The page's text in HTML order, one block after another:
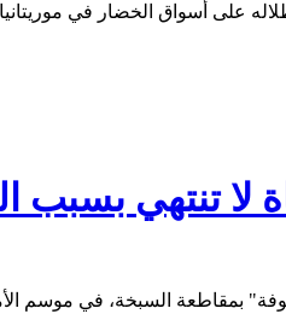
لا تنتهي بسبب